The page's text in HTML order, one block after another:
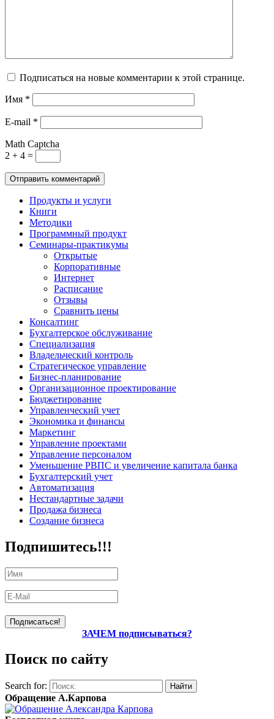
Подписаться на новые комментарии к этой странице.
Имя *
E-mail *
Math Captcha
2 + 4 =
Продукты и услуги
Книги
Методики
Программный продукт
Семинары-практикумы
Открытые
Корпоративные
Интернет
Расписание
Отзывы
Сравнить цены
Консалтинг
Бухгалтерское обслуживание
Специализация
Владельческий контроль
Стратегическое управление
Бизнес-планирование
Организационное проектирование
Бюджетирование
Управленческий учет
Экономика и финансы
Маркетинг
Управление проектами
Управление персоналом
Уменьшение РВПС и увеличение капитала банка
Бухгалтерский учет
Автоматизация
Нестандартные задачи
Продажа бизнеса
Создание бизнеса
Подпишитесь!!!
ЗАЧЕМ подписываться?
Поиск по сайту
Search for:
Обращение А.Карпова